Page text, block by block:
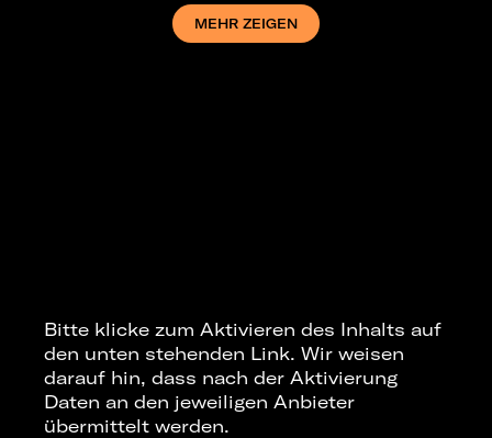
zeigt mit noch urbanerem, hochaktuellem
Sound wieder eine ganz neue Seite der
MEHR ZEIGEN
Bitte klicke zum Aktivieren des Inhalts auf
den unten stehenden Link. Wir weisen
darauf hin, dass nach der Aktivierung
Daten an den jeweiligen Anbieter
übermittelt werden.